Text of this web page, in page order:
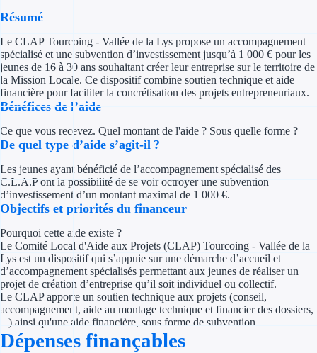
Aides sans
Subventions
Réduction des
Crédits &
Exonération
Aides Urssaf
Résumé
Le CLAP Tourcoing - Vallée de la Lys propose un accompagnement
spécialisé et une subvention d’investissement jusqu’à 1 000 € pour les
jeunes de 16 à 30 ans souhaitant créer leur entreprise sur le territoire de
la Mission Locale. Ce dispositif combine soutien technique et aide
financière pour faciliter la concrétisation des projets entrepreneuriaux.
Bénéfices de l’aide
Ce que vous recevez. Quel montant de l'aide ? Sous quelle forme ?
De quel type d’aide s’agit-il ?
Les jeunes ayant bénéficié de l’accompagnement spécialisé des
C.L.A.P ont la possibilité de se voir octroyer une subvention
d’investissement d’un montant maximal de 1 000 €.
Objectifs et priorités du financeur
Pourquoi cette aide existe ?
Le Comité Local d'Aide aux Projets (CLAP) Tourcoing - Vallée de la
Lys est un dispositif qui s’appuie sur une démarche d’accueil et
d’accompagnement spécialisés permettant aux jeunes de réaliser un
projet de création d’entreprise qu’il soit individuel ou collectif.
Le CLAP apporte un soutien technique aux projets (conseil,
accompagnement, aide au montage technique et financier des dossiers,
...) ainsi qu'une aide financière, sous forme de subvention.
Dépenses finançables